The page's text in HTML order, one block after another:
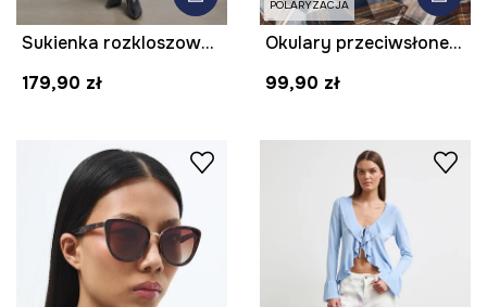
Sukienka rozkloszowana z wiskozą gładka
179,90 zł
POLARYZACJA
Okulary przeciwsłoneczne męskie z polaryzacją
99,90 zł